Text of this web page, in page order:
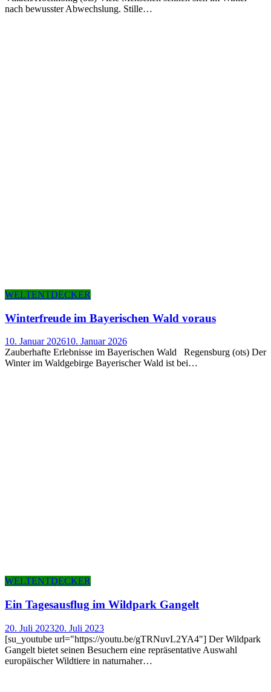
nach bewusster Abwechslung. Stille…
WELTENTDECKER
Win­ter­freu­de im Baye­ri­schen Wald voraus
10. Januar 202610. Januar 2026
Zauberhafte Erlebnisse im Bayerischen Wald Regensburg (ots) Der
Winter im Waldgebirge Bayerischer Wald ist bei…
WELTENTDECKER
Ein Tages­aus­flug im Wild­park Gangelt
20. Juli 202320. Juli 2023
[su_youtube url="https://youtu.be/gTRNuvL2YA4"] Der Wildpark
Gangelt bietet seinen Besuchern eine repräsentative Auswahl
europäischer Wildtiere in naturnaher…